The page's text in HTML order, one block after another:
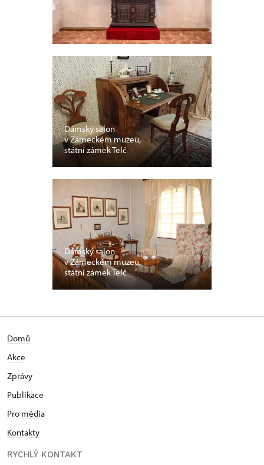
Dámský salon
v Zámeckém muzeu,
státní zámek Telč
Dámský salon
v Zámeckém muzeu,
státní zámek Telč
Domů
Akce
Zprávy
Publikace
Pro média
Kontakty
RYCHLÝ KONTAKT